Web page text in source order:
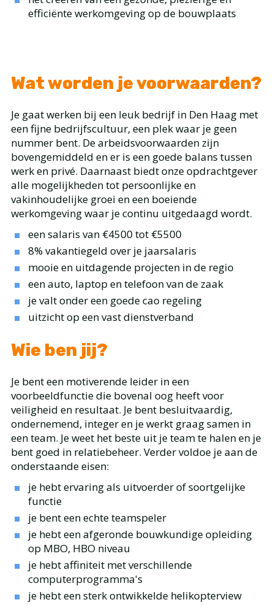
efficiënte werkomgeving op de bouwplaats
Wie ben jij?
Je bent een motiverende leider in een
voorbeeldfunctie die bovenal oog heeft voor
veiligheid en resultaat. Je bent besluitvaardig,
ondernemend, integer en je werkt graag samen in
een team. Je weet het beste uit je team te halen en je
bent goed in relatiebeheer. Verder voldoe je aan de
onderstaande eisen:
je hebt ervaring als uitvoerder of soortgelijke
functie
je bent een echte teamspeler
je hebt een afgeronde bouwkundige opleiding
op MBO, HBO niveau
je hebt affiniteit met verschillende
computerprogramma's
je hebt een sterk ontwikkelde helikopterview
Wat worden je voorwaarden?
Je gaat werken bij een leuk bedrijf in Den Haag met
een fijne bedrijfscultuur, een plek waar je geen
nummer bent. De arbeidsvoorwaarden zijn
bovengemiddeld en er is een goede balans tussen
werk en privé. Daarnaast biedt onze opdrachtgever
alle mogelijkheden tot persoonlijke en
vakinhoudelijke groei en een boeiende
werkomgeving waar je continu uitgedaagd wordt.
een salaris van €4500 tot €5500
8% vakantiegeld over je jaarsalaris
mooie en uitdagende projecten in de regio
een auto, laptop en telefoon van de zaak
je valt onder een goede cao regeling
uitzicht op een vast dienstverband